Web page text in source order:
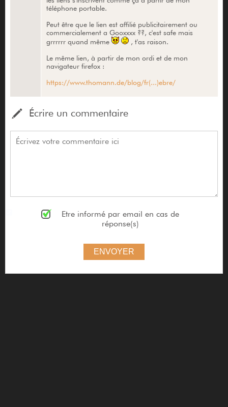
téléphone portable.
Peut être que le lien est affilié publicitairement ou
commercialement a Gooxxxx ??, c'est safe mais
grrrrrr quand même
, t'as raison.
Le même lien, à partir de mon ordi et de mon
navigateur firefox :
https://www.thomann.de/blog/fr(...)ebre/
Écrire un commentaire
Etre informé par email en cas de
réponse(s)
ENVOYER